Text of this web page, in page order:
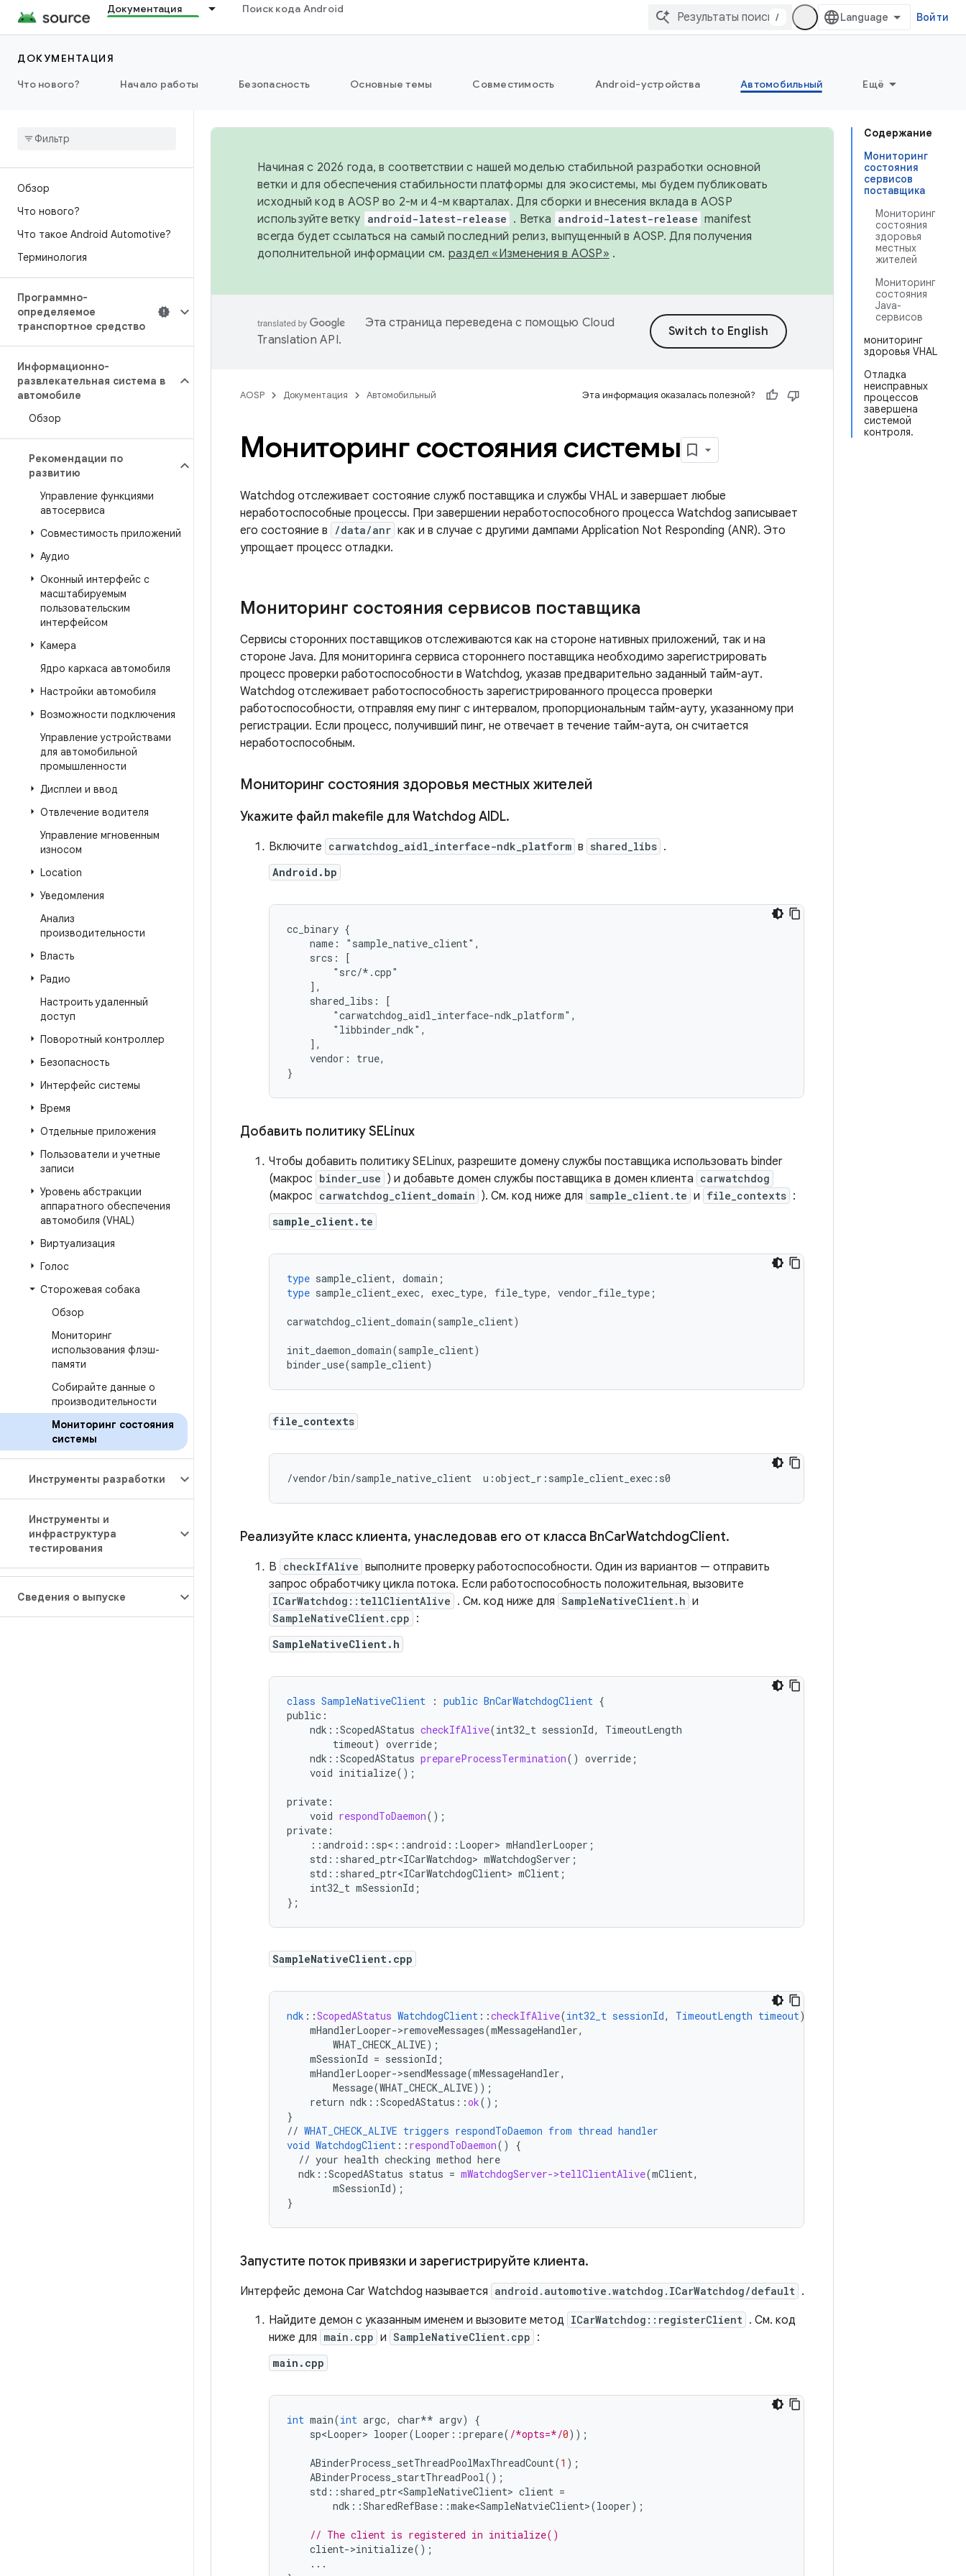
Документация Поиск кода Android
/ Войти
ДОКУМЕНТАЦИЯ
Что нового?
Начало работы Безопасность Основные темы Совместимость Android-устройства Автомобильный Ещё
Обзор
Что нового?
Что такое Android Automotive?
Терминология
Программно-
определяемое
транспортное средство
Информационно-
развлекательная система в
автомобиле
Обзор
Рекомендации по
развитию
Управление функциями
автосервиса
Совместимость приложений
Аудио
Оконный интерфейс с
масштабируемым
пользовательским
интерфейсом
Камера
Ядро каркаса автомобиля
Настройки автомобиля
Возможности подключения
Управление устройствами
для автомобильной
промышленности
Дисплеи и ввод
Отвлечение водителя
Управление мгновенным
износом
Location
Уведомления
Анализ
производительности
Власть
Радио
Настроить удаленный
доступ
Поворотный контроллер
Безопасность
Интерфейс системы
Время
Отдельные приложения
Пользователи и учетные
записи
Уровень абстракции
аппаратного обеспечения
автомобиля (VHAL)
Виртуализация
Голос
Сторожевая собака
Обзор
Мониторинг
использования флэш-
памяти
Собирайте данные о
производительности
Мониторинг состояния
системы
Инструменты разработки
Инструменты и
инфраструктура
тестирования
Сведения о выпуске
Содержание
Мониторинг
состояния
сервисов
поставщика
Мониторинг
состояния
здоровья
местных
жителей
Мониторинг
состояния
Java-
сервисов
мониторинг
здоровья VHAL
Отладка
неисправных
процессов
завершена
системой
контроля.
Начиная с 2026 года, в соответствии с нашей моделью стабильной разработки основной
ветки и для обеспечения стабильности платформы для экосистемы, мы будем публиковать
исходный код в AOSP во 2-м и 4-м кварталах. Для сборки и внесения вклада в AOSP
используйте ветку android-latest-release . Ветка android-latest-release manifest
всегда будет ссылаться на самый последний релиз, выпущенный в AOSP. Для получения
дополнительной информации см. раздел «Изменения в AOSP» .
Эта страница переведена с помощью Cloud
Translation API.
AOSP Документация Автомобильный Эта информация оказалась полезной?
Мониторинг состояния системы
Watchdog отслеживает состояние служб поставщика и службы VHAL и завершает любые
неработоспособные процессы. При завершении неработоспособного процесса Watchdog записывает
его состояние в
/data/anr как и в случае с другими дампами Application Not Responding (ANR). Это
упрощает процесс отладки.
Мониторинг состояния сервисов поставщика
Сервисы сторонних поставщиков отслеживаются как на стороне нативных приложений, так и на
стороне Java. Для мониторинга сервиса стороннего поставщика необходимо зарегистрировать
процесс проверки работоспособности в Watchdog, указав предварительно заданный тайм-аут.
Watchdog отслеживает работоспособность зарегистрированного процесса проверки
работоспособности, отправляя ему пинг с интервалом, пропорциональным тайм-ауту, указанному при
регистрации. Если процесс, получивший пинг, не отвечает в течение тайм-аута, он считается
неработоспособным.
Мониторинг состояния здоровья местных жителей
Укажите файл makefile для Watchdog AIDL.
Включите carwatchdog_aidl_interface-ndk_platform в shared_libs .
Android.bp
cc_binary {
    name: "sample_native_client",
    srcs: [
        "src/*.cpp"
    ],
    shared_libs: [
        "carwatchdog_aidl_interface-ndk_platform",
        "libbinder_ndk",
    ],
    vendor: true,
}
Добавить политику SELinux
Чтобы добавить политику SELinux, разрешите домену службы поставщика использовать binder
(макрос binder_use ) и добавьте домен службы поставщика в домен клиента carwatchdog
(макрос carwatchdog_client_domain ). См. код ниже для sample_client.te и file_contexts :
sample_client.te
type sample_client, domain ;
type sample_client_exec, exec_type, file_type, vendor_file_type ;
carwatchdog_client_domain(sample_client)
init_daemon_domain(sample_client)
binder_use(sample_client)
file_contexts
/vendor/bin/sample_native_client  u:object_r:sample_client_exec:s0
Реализуйте класс клиента, унаследовав его от класса BnCarWatchdogClient.
В checkIfAlive выполните проверку работоспособности. Один из вариантов — отправить
запрос обработчику цикла потока. Если работоспособность положительная, вызовите
ICarWatchdog::tellClientAlive . См. код ниже для SampleNativeClient.h и
SampleNativeClient.cpp :
SampleNativeClient.h
class SampleNativeClient : public BnCarWatchdogClient {
public :
ndk ::ScopedAStatus checkIfAlive(int32_t sessionId,
TimeoutLength
timeout) override ;
ndk : :ScopedAStatus prepareProcessTermination() override ;
void initialize() ;
private :
void respondToDaemon();
private :
::android :: sp< ::android :: Looper> mHandlerLooper ;
std : : shared_ptr<ICarWatchdog> mWatchdogServer ;
std : : shared_ptr<ICarWatchdogClient> mClient ;
int32_t mSessionId ;
} ;
SampleNativeClient.cpp
ndk ::ScopedAStatus WatchdogClient ::checkIfAlive(int32_t sessionId, TimeoutLength timeout)
mHandlerLooper->removeMessages(mMessageHandler,
WHAT_CHECK_ALIVE) ;
mSessionId = sessionId ;
mHandlerLooper->sendMessage(mMessageHandler,
Message(WHAT_CHECK_ALIVE)) ;
return ndk : :ScopedAStatus ::ok();
}
// WHAT_CHECK_ALIVE triggers respondToDaemon from thread handler
void WatchdogClient :: respondToDaemon()
{
// your health checking method here
ndk : :ScopedAStatus status = mWatchdogServer->tellClientAlive(mClient,
mSessionId);
}
Запустите поток привязки и зарегистрируйте клиента.
Интерфейс демона Car Watchdog называется android.automotive.watchdog.ICarWatchdog/default .
Найдите демон с указанным именем и вызовите метод ICarWatchdog::registerClient . См. код
ниже для main.cpp и SampleNativeClient.cpp :
main.cpp
int main(int argc, char** argv)
{
sp<Looper> looper(Looper ::prepare( /*opts=*/0));
ABinderProcess_setThreadPoolMaxThreadCount(1 );
ABinderProcess_startThreadPool();
std :: shared_ptr<SampleNativeClient> client =
ndk ::SharedRefBase ::make<SampleNatvieClient>(looper);
// The client is registered in initialize()
client->initialize();
...